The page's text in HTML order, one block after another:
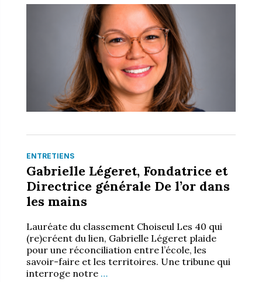
ENTRETIENS
Gabrielle Légeret, Fondatrice et
Directrice générale De l’or dans
les mains
Lauréate du classement Choiseul Les 40 qui
(re)créent du lien, Gabrielle Légeret plaide
pour une réconciliation entre l’école, les
savoir-faire et les territoires. Une tribune qui
interroge notre …